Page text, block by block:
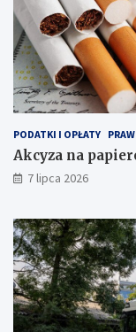
PODATKI I OPŁATY
Akcyza na
7 lipca 2026